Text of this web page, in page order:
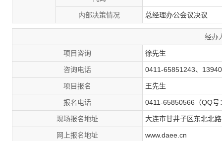
内部决策情况 总经理办公会议决议
经办
项目咨询 徐先生
咨询电话 0411-65851243、
项目报名 王先生
报名电话 0411-65850566（QQ
现场报名地址 大连市甘井子区东北北
网上报名地址 www.daee.cn